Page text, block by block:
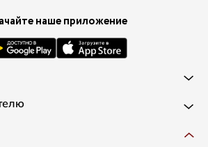
наше приложение